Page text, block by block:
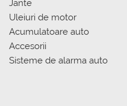
Jante
Uleiuri de motor
Acumulatoare auto
Accesorii
Sisteme de alarma auto